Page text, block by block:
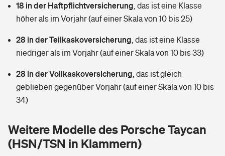
Wer versichert was: Jetzt Versicherer finden
Mietkautionsversicherung
Zur Übersicht
Tools
Hochwasser-Check: Wie gefährdet ist Ihr Haus?
Wer versichert was: Jetzt Versicherer finden
Reiseversicherung
Pferdehalter-Haftpflicht
Handyversicherung
Private Cyberversicherung
Musikinstrumentenversicherung
Zur Übersicht
Tools
Wer versichert was: Jetzt Versicherer finden
Sie haben Fragen?
Rentenrechner: Wie viel Geld bekomme ich im Alter?
18 in der Haftpflichtversicherung das ist eine Klasse
höher als im Vorjahr (auf einer Skala von 10 bis 25)
28 in der Teilkaskoversicherung das ist eine Klasse
niedriger als im Vorjahr (auf einer Skala von 10 bis 33)
28 in der Vollkaskoversicherung das ist gleich
geblieben gegenüber Vorjahr (auf einer Skala von 10 bis
34)
Weitere Modelle des Porsche Taycan
(HSN/TSN in Klammern)